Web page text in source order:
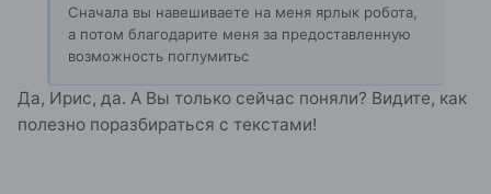
Сначала вы навешиваете на меня ярлык робота,
а потом благодарите меня за предоставленную
возможность поглумитьс
Да, Ирис, да. А Вы только сейчас поняли? Видите, как
полезно поразбираться с текстами!